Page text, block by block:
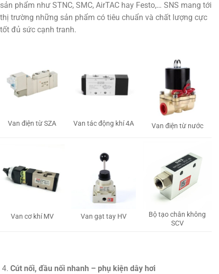
sản phẩm như STNC, SMC, AirTAC hay Festo,… SNS mang tới
thị trường những sản phẩm có tiêu chuẩn và chất lượng cực
tốt đủ sức cạnh tranh.
Van điện từ SZA Van tác động khí 4A Van điện từ nước
Van cơ khí MV Van gạt tay HV
Bộ tạo chân không
SCV
Cút nối, đầu nối nhanh – phụ kiện dây hơi